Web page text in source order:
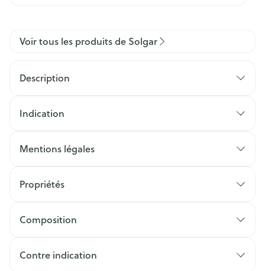
Voir tous les produits de Solgar
Description
Indication
Mentions légales
Propriétés
Composition
Contre indication